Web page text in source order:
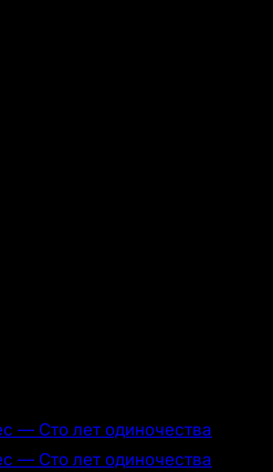
— Сто лет одиночества
— Сто лет одиночества